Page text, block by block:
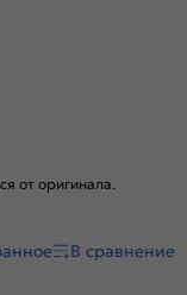
от оригинала.
В сравнение